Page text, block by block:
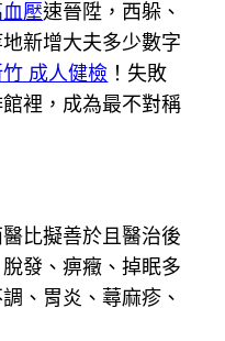
壓速晉陞，西躲、
新增大夫多少數字
成人健檢 ！失敗
裡，成為最不對稱
比擬善於且醫治後
發、痹癥、掉眠多
、胃炎、蕁麻疹、